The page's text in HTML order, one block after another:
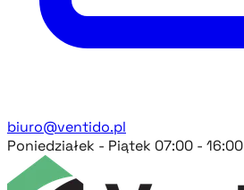
biuro@ventido.pl
Poniedziałek - Piątek 07:00 - 16:00